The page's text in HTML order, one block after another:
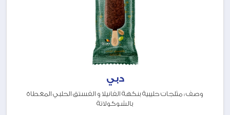
دبي
وصف : مثلجات حليبية بنكهة الفانيلا و الفستق الحلبي المغطاة
بالشوكولاتة